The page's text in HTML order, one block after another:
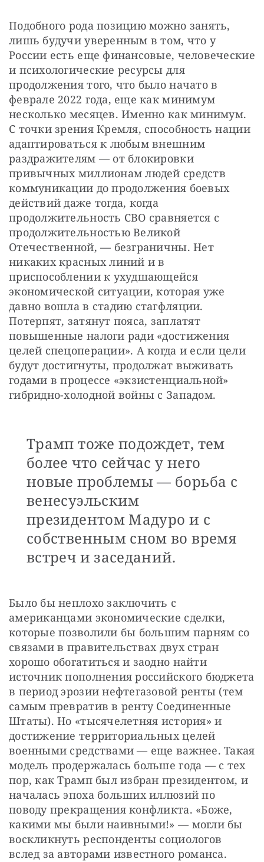
Подобного рода позицию можно занять,
лишь будучи уверенным в том, что у
России есть еще финансовые, человеческие
и психологические ресурсы для
продолжения того, что было начато в
феврале 2022 года, еще как минимум
несколько месяцев. Именно как минимум.
С точки зрения Кремля, способность нации
адаптироваться к любым внешним
раздражителям — от блокировки
привычных миллионам людей средств
коммуникации до продолжения боевых
действий даже тогда, когда
продолжительность СВО сравняется с
продолжительностью Великой
Отечественной, — безграничны. Нет
никаких красных линий и в
приспособлении к ухудшающейся
экономической ситуации, которая уже
давно вошла в стадию стагфляции.
Потерпят, затянут пояса, заплатят
повышенные налоги ради «достижения
целей спецоперации». А когда и если цели
будут достигнуты, продолжат выживать
годами в процессе «экзистенциальной»
гибридно-холодной войны с Западом.
Трамп тоже подождет, тем
более что сейчас у него
новые проблемы — борьба с
венесуэльским
президентом Мадуро и с
собственным сном во время
встреч и заседаний.
Было бы неплохо заключить с
американцами экономические сделки,
которые позволили бы большим парням со
связами в правительствах двух стран
хорошо обогатиться и заодно найти
источник пополнения российского бюджета
в период эрозии нефтегазовой ренты (тем
самым превратив в ренту Соединенные
Штаты). Но «тысячелетняя история» и
достижение территориальных целей
военными средствами — еще важнее. Такая
модель продержалась больше года — с тех
пор, как Трамп был избран президентом, и
началась эпоха больших иллюзий по
поводу прекращения конфликта. «Боже,
какими мы были наивными!» — могли бы
воскликнуть респонденты социологов
вслед за авторами известного романса.